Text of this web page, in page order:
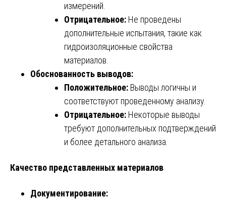
измерений.
Отрицательное: Не проведены
дополнительные испытания, такие как
гидроизоляционные свойства
материалов.
Обоснованность выводов:
Положительное: Выводы логичны и
соответствуют проведенному анализу.
Отрицательное: Некоторые выводы
требуют дополнительных подтверждений
и более детального анализа.
Качество представленных материалов
Документирование: